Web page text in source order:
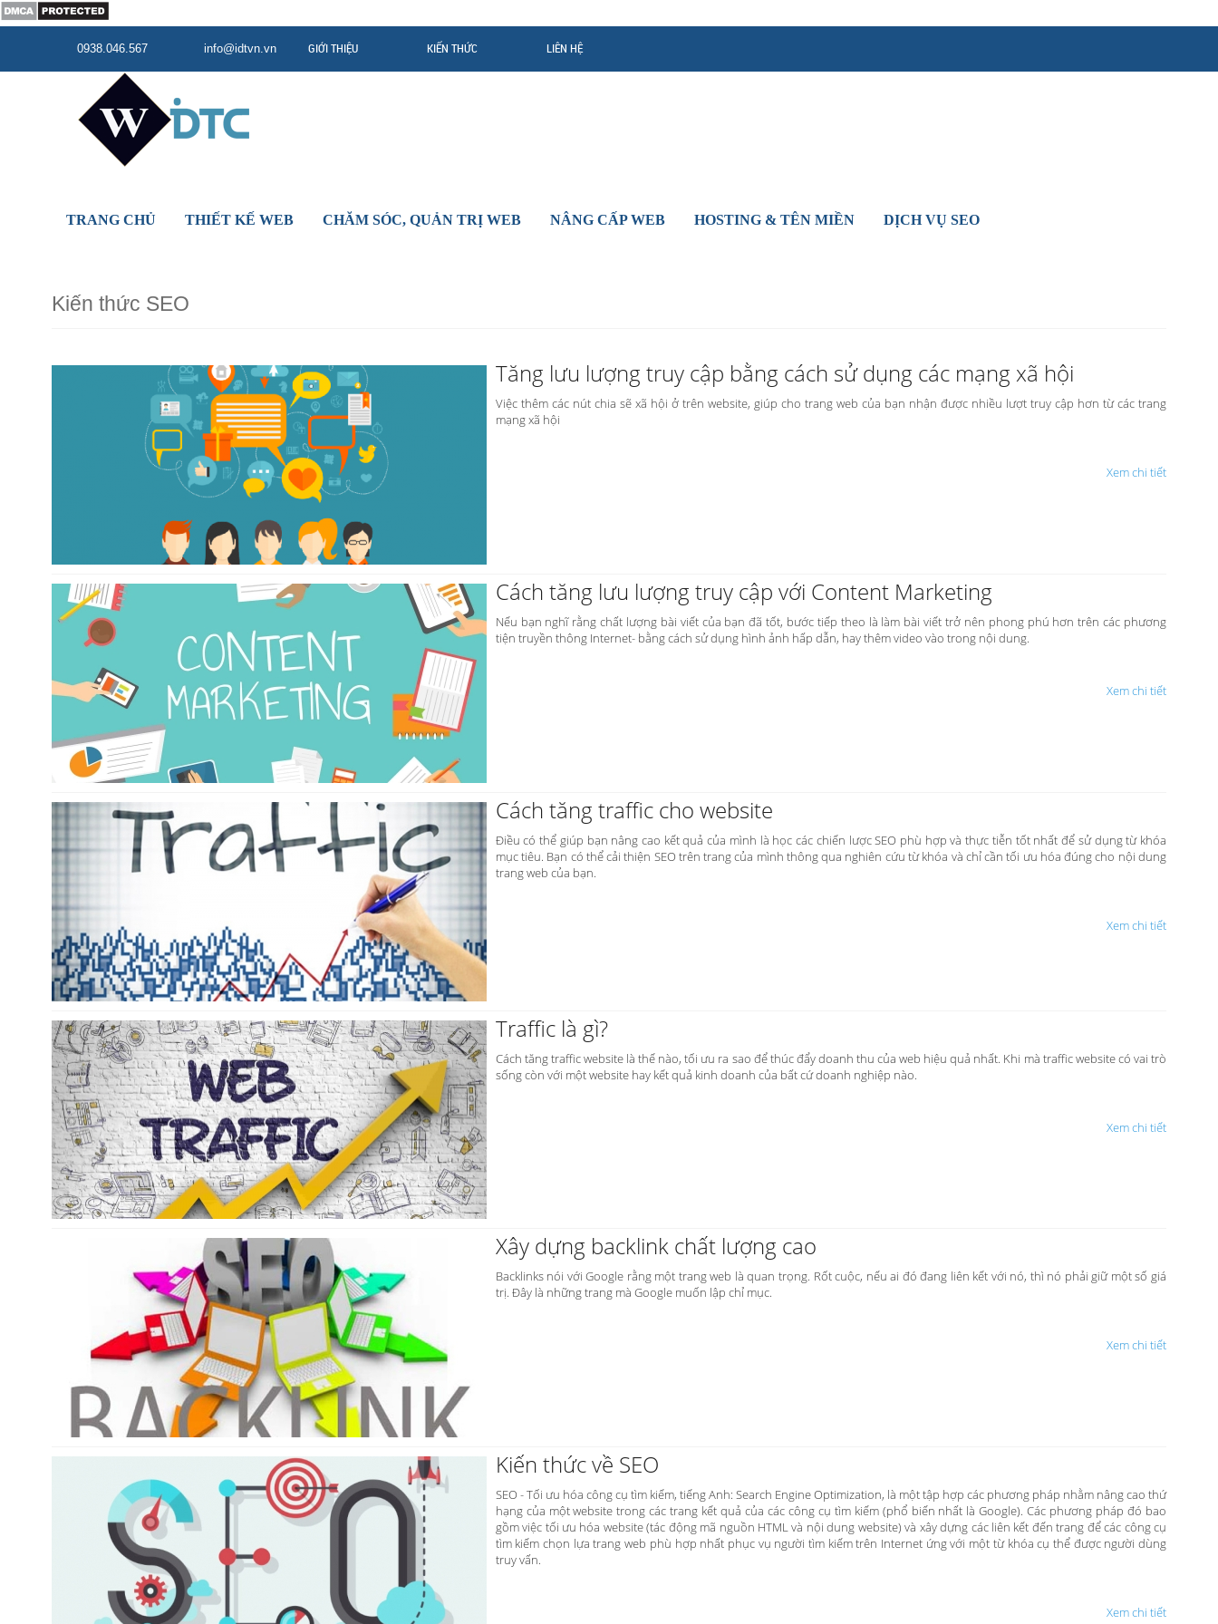
0938.046.567 info@idtvn.vn GIỚI THIỆU KIẾN THỨC LIÊN HỆ
TRANG CHỦ THIẾT KẾ WEB CHĂM SÓC, QUẢN TRỊ WEB NÂNG CẤP WEB HOSTING & TÊN MIỀN DỊCH VỤ SEO
Kiến thức SEO
Tăng lưu lượng truy cập bằng cách sử dụng các mạng xã hội
Việc thêm các nút chia sẽ xã hội ở trên website, giúp cho trang web của bạn nhận được nhiều lượt truy cập hơn từ các trang
mạng xã hội
Xem chi tiết
Cách tăng lưu lượng truy cập với Content Marketing
Nếu bạn nghĩ rằng chất lượng bài viết của bạn đã tốt, bước tiếp theo là làm bài viết trở nên phong phú hơn trên các phương
tiện truyền thông Internet- bằng cách sử dụng hình ảnh hấp dẫn, hay thêm video vào trong nội dung.
Xem chi tiết
Cách tăng traffic cho website
Điều có thể giúp bạn nâng cao kết quả của mình là học các chiến lược SEO phù hợp và thực tiễn tốt nhất để sử dụng từ khóa
mục tiêu. Bạn có thể cải thiện SEO trên trang của mình thông qua nghiên cứu từ khóa và chỉ cần tối ưu hóa đúng cho nội dung
trang web của bạn.
Xem chi tiết
Traffic là gì?
Cách tăng traffic website là thế nào, tối ưu ra sao để thúc đẩy doanh thu của web hiệu quả nhất. Khi mà traffic website có vai trò
sống còn với một website hay kết quả kinh doanh của bất cứ doanh nghiệp nào.
Xem chi tiết
Xây dựng backlink chất lượng cao
Backlinks nói với Google rằng một trang web là quan trọng. Rốt cuộc, nếu ai đó đang liên kết với nó, thì nó phải giữ một số giá
trị. Đây là những trang mà Google muốn lập chỉ mục.
Xem chi tiết
Kiến thức về SEO
SEO - Tối ưu hóa công cụ tìm kiếm, tiếng Anh: Search Engine Optimization, là một tập hợp các phương pháp nhằm nâng cao thứ
hạng của một website trong các trang kết quả của các công cụ tìm kiếm (phổ biến nhất là Google). Các phương pháp đó bao
gồm việc tối ưu hóa website (tác động mã nguồn HTML và nội dung website) và xây dựng các liên kết đến trang để các công cụ
tìm kiếm chọn lựa trang web phù hợp nhất phục vụ người tìm kiếm trên Internet ứng với một từ khóa cụ thể được người dùng
truy vấn.
Xem chi tiết